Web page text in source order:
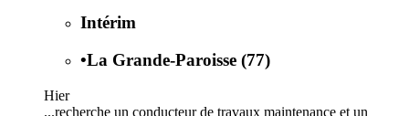
Intérim
•La Grande-Paroisse (77)
Hier
...recherche un conducteur de travaux maintenance et un